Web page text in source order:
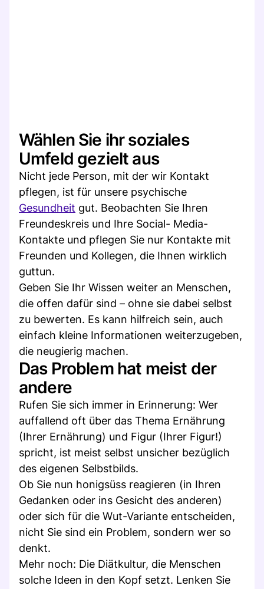
Wählen Sie ihr soziales
Umfeld gezielt aus
Nicht jede Person, mit der wir Kontakt
pflegen, ist für unsere psychische
Gesundheit gut. Beobachten Sie Ihren
Freundeskreis und Ihre Social- Media-
Kontakte und pflegen Sie nur Kontakte mit
Freunden und Kollegen, die Ihnen wirklich
guttun.
Geben Sie Ihr Wissen weiter an Menschen,
die offen dafür sind – ohne sie dabei selbst
zu bewerten. Es kann hilfreich sein, auch
einfach kleine Informationen weiterzugeben,
die neugierig machen.
Das Problem hat meist der
andere
Rufen Sie sich immer in Erinnerung: Wer
auffallend oft über das Thema Ernährung
(Ihrer Ernährung) und Figur (Ihrer Figur!)
spricht, ist meist selbst unsicher bezüglich
des eigenen Selbstbilds.
Ob Sie nun honigsüss reagieren (in Ihren
Gedanken oder ins Gesicht des anderen)
oder sich für die Wut-Variante entscheiden,
nicht Sie sind ein Problem, sondern wer so
denkt.
Mehr noch: Die Diätkultur, die Menschen
solche Ideen in den Kopf setzt. Lenken Sie